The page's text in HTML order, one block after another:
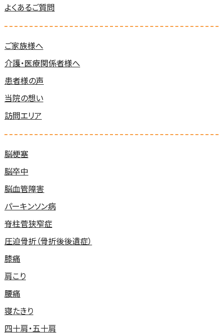
よくあるご質問
ご家族様へ
介護・医療関係者様へ
患者様の声
当院の想い
訪問エリア
脳梗塞
脳卒中
脳血管障害
パーキンソン病
脊柱菅狭窄症
圧迫骨折（骨折後後遺症）
膝痛
肩こり
腰痛
寝たきり
四十肩・五十肩